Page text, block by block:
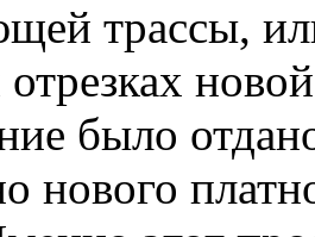
трассы,
было
нового